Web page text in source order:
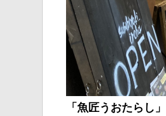
「魚匠うおたらし」